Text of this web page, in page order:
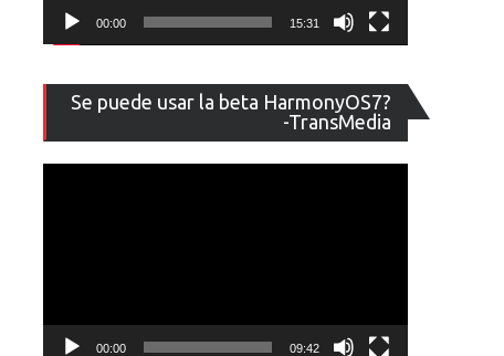
00:00 15:31
Se puede usar la beta HarmonyOS7?
-TransMedia
de
vídeo
00:00 09:42